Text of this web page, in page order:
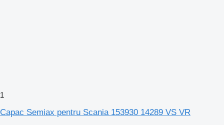
1
Capac Semiax pentru Scania 153930 14289 VS VR